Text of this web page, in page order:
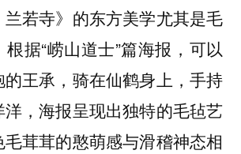
若寺》的东方美学尤其是毛
根据“崂山道士”篇海报，可以
王承，骑在仙鹤身上，手持
，海报呈现出独特的毛毡艺
茸茸的憨萌感与滑稽神态相